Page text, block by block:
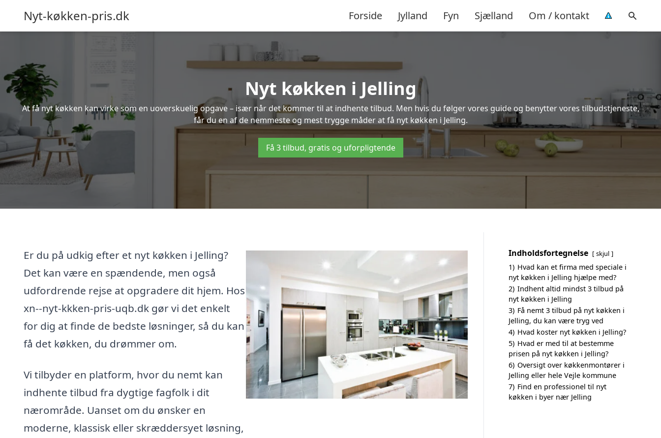
Nyt-køkken-pris.dk Forside Jylland Fyn Sjælland Om / kontakt
Nyt køkken i Jelling
At få nyt køkken kan virke som en uoverskuelig opgave – især når det kommer til at indhente tilbud. Men hvis du følger vores guide og benytter vores tilbudstjeneste,
får du en af de nemmeste og mest trygge måder at få nyt køkken i Jelling.
Få 3 tilbud, gratis og uforpligtende
Er du på udkig efter et nyt køkken i Jelling?
Det kan være en spændende, men også
udfordrende rejse at opgradere dit hjem. Hos
xn--nyt-kkken-pris-uqb.dk gør vi det enkelt
for dig at finde de bedste løsninger, så du kan
få det køkken, du drømmer om.
Vi tilbyder en platform, hvor du nemt kan
indhente tilbud fra dygtige fagfolk i dit
nærområde. Uanset om du ønsker en
moderne, klassisk eller skræddersyet løsning,
Indholdsfortegnelse skjul
1) Hvad kan et firma med speciale i
nyt køkken i Jelling hjælpe med?
2) Indhent altid mindst 3 tilbud på
nyt køkken i Jelling
3) Få nemt 3 tilbud på nyt køkken i
Jelling, du kan være tryg ved
4) Hvad koster nyt køkken i Jelling?
5) Hvad er med til at bestemme
prisen på nyt køkken i Jelling?
6) Oversigt over køkkenmontører i
Jelling eller hele Vejle kommune
7) Find en professionel til nyt
køkken i byer nær Jelling